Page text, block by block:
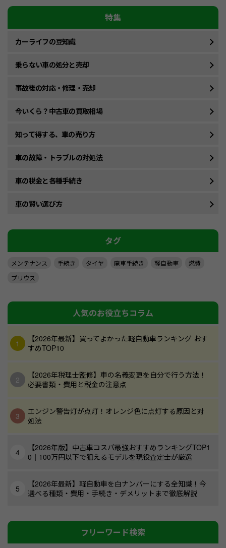
特集
カーライフの豆知識
乗らない車の処分と売却
事故後の対応・修理・売却
今いくら？中古車の買取相場
知って得する、車の売り方
車の故障・トラブルの対処法
車の税金と各種手続き
車の賢い選び方
タグ
メンテナンス 手続き タイヤ 廃車手続き 軽自動車
燃費
プリウス
人気のお役立ちコラム
【2026年最新】買ってよかった軽自動車ランキング おす
すめTOP10
【2026年税理士監修】車の名義変更を自分で行う方法！
必要書類・費用と税金の注意点
エンジン警告灯が点灯！オレンジ色に点灯する原因と対
処法
【2026年版】中古車コスパ最強おすすめランキングTOP1
0｜100万円以下で狙えるモデルを現役査定士が厳選
【2026年最新】軽自動車を白ナンバーにする全知識！今
選べる種類・費用・手続き・デメリットまで徹底解説
フリーワード検索